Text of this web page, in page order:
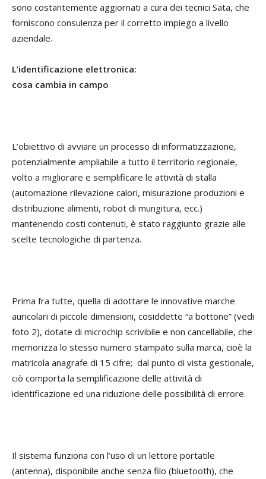
sono costantemente aggiornati a cura dei tecnici Sata, che
forniscono consulenza per il corretto impiego a livello
aziendale.
L’identificazione elettronica:
cosa cambia in campo
L’obiettivo di avviare un processo di informatizzazione,
potenzialmente ampliabile a tutto il territorio regionale,
volto a migliorare e semplificare le attività di stalla
(automazione rilevazione calori, misurazione produzioni e
distribuzione alimenti, robot di mungitura, ecc.)
mantenendo costi contenuti, è stato raggiunto grazie alle
scelte tecnologiche di partenza.
Prima fra tutte, quella di adottare le innovative marche
auricolari di piccole dimensioni, cosiddette “a bottone” (vedi
foto 2), dotate di microchip scrivibile e non cancellabile, che
memorizza lo stesso numero stampato sulla marca, cioè la
matricola anagrafe di 15 cifre; dal punto di vista gestionale,
ciò comporta la semplificazione delle attività di
identificazione ed una riduzione delle possibilità di errore.
Il sistema funziona con l’uso di un lettore portatile
(antenna), disponibile anche senza filo (bluetooth), che